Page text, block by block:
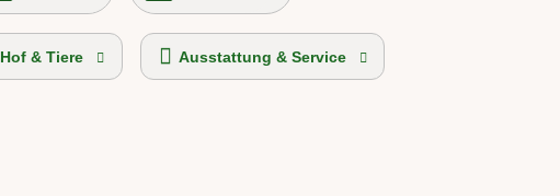
Hof & Tiere Ausstattung & Service